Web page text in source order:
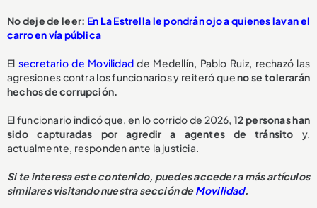
No deje de leer: En La Estrella le pondrán ojo a quienes lavan el
carro en vía pública
El secretario de Movilidad de Medellín, Pablo Ruiz, rechazó las
agresiones contra los funcionarios y reiteró queno se tolerarán
hechos de corrupción.
El funcionario indicó que, en lo corrido de 2026,12 personas han
sido capturadas por agredir a agentes de tránsito y,
actualmente, responden ante la justicia.
Si te interesa este contenido, puedes acceder a más artículos
similares visitando nuestra sección deMovilidad.